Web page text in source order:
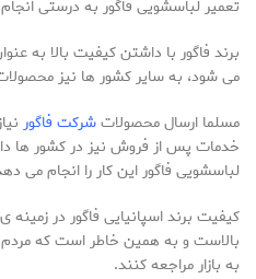
تعمیر لباسشویی فاگور به درستی
برند فاگور با داشتن کیفیت بالا به
می شود، به سایر کشور ها نیز
مسلما ارسال محصولاتشرکت فاگور
خدمات پس از فروش نیز در کشور ها
لباسشویی فاگور این کار را انجام می
کیفیت برند اسپانیایی فاگور در
بالاست و به همین خاطر است که مردم
به بازار مراجعه کنند.